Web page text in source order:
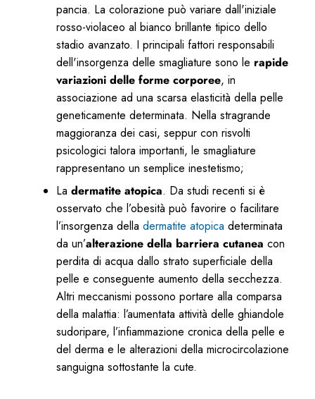
pancia. La colorazione può variare dall'iniziale
rosso-violaceo al bianco brillante tipico dello
stadio avanzato. I principali fattori responsabili
dell'insorgenza delle smagliature sono le rapide
variazioni delle forme corporee, in
associazione ad una scarsa elasticità della pelle
geneticamente determinata. Nella stragrande
maggioranza dei casi, seppur con risvolti
psicologici talora importanti, le smagliature
rappresentano un semplice inestetismo;
La dermatite atopica. Da studi recenti si è
osservato che l’obesità può favorire o facilitare
l’insorgenza della dermatite atopica determinata
da un’alterazione della barriera cutanea con
perdita di acqua dallo strato superficiale della
pelle e conseguente aumento della secchezza.
Altri meccanismi possono portare alla comparsa
della malattia: l’aumentata attività delle ghiandole
sudoripare, l’infiammazione cronica della pelle e
del derma e le alterazioni della microcircolazione
sanguigna sottostante la cute.